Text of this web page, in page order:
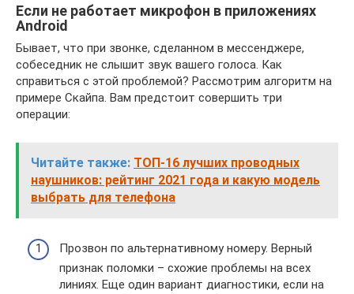
Если не работает микрофон в приложениях
Android
Бывает, что при звонке, сделанном в мессенджере,
собеседник не слышит звук вашего голоса. Как
справиться с этой проблемой? Рассмотрим алгоритм на
примере Скайпа. Вам предстоит совершить три
операции:
Читайте также: ТОП-16 лучших проводных
наушников: рейтинг 2021 года и какую модель
выбрать для телефона
Прозвон по альтернативному номеру. Верный
признак поломки – схожие проблемы на всех
линиях. Еще один вариант диагностики, если на